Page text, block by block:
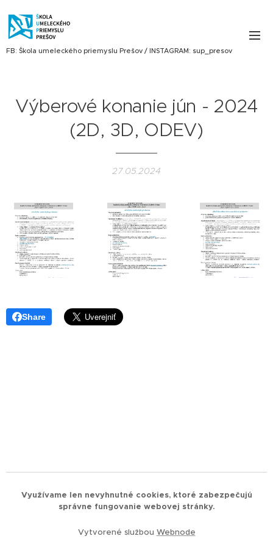
FB: Škola umeleckého priemyslu Prešov / INSTAGRAM: sup_presov
Výberové konanie jún - 2024
(2D, 3D, ODEV)
27.05.2024
Share
Využívame len nevyhnutné cookies, ktoré zabezpečujú
správne fungovanie webovej stránky.
Vytvorené službou Webnode